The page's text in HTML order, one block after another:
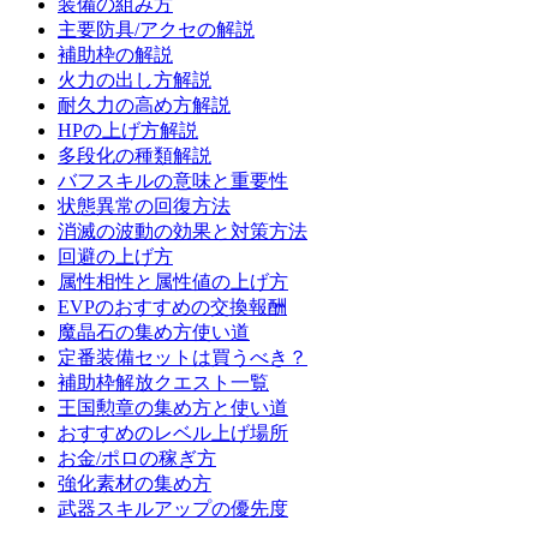
装備の組み方
主要防具/アクセの解説
補助枠の解説
火力の出し方解説
耐久力の高め方解説
HPの上げ方解説
多段化の種類解説
バフスキルの意味と重要性
状態異常の回復方法
消滅の波動の効果と対策方法
回避の上げ方
属性相性と属性値の上げ方
EVPのおすすめの交換報酬
魔晶石の集め方使い道
定番装備セットは買うべき？
補助枠解放クエスト一覧
王国勲章の集め方と使い道
おすすめのレベル上げ場所
お金/ポロの稼ぎ方
強化素材の集め方
武器スキルアップの優先度